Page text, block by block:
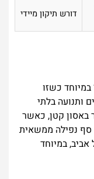
דורש תיקון מיידי
כשזו
ותנועה בלתי
באסון קטן, כאשר
סף נפילה ממשאית
במיוחד